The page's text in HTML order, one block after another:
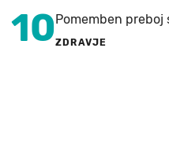
10Pomemben preboj
ZDRAVJE